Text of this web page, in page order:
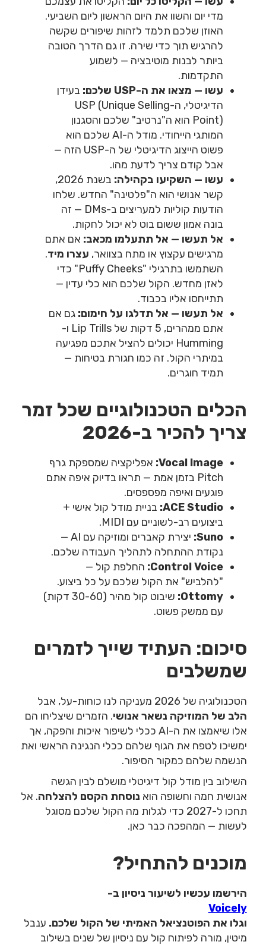
מדי יום והשוו את היום הראשון ליום השביעי.
האוזן שלכם תלמד לזהות שיפורים שקשה
להרגיש תוך כדי שירה. זו גם הדרך הטובה
ביותר לבנות מוטיבציה — לשמוע
התקדמות.
עשו — מצאו את ה-USP שלכם:
בעידן
הדיגיטלי, ה-USP (Unique Selling
Point) הוא ה"נרטיב" שלכם והסגנון
המותגי הייחודי. מודל ה-AI שלכם הוא
פשוט הייצוג הדיגיטלי של ה-USP הזה —
אבל קודם צריך לדעת מהו.
עשו — השקיעו בקהילה:
בשנת 2026,
קשר אנושי הוא ה"פלטינה" החדש. שלחו
הודעות קוליות למעריצים ב-DMs — זה
בונה אמון ששום בוט לא יכול לחקות.
אל תעשו — אל תתעלמו מכאב: אם אתם
מרגישים עקצוץ או מתח בצוואר, עצרו מיד.
השתמשו בתרגילי "Puffy Cheeks" כדי
לאזן מחדש. הקול שלכם הוא כלי עדין —
תתייחסו אליו בכבוד.
אל תעשו — אל תדלגו על חימום: גם אם
אתם ממהרים, 5 דקות של Lip Trills ו-
Humming יכולים להציל אתכם מפגיעה
במיתרי הקול. זה כמו חגורת בטיחות —
תמיד חוגרים.
הכלים הטכנולוגיים שכל זמר
צריך להכיר ב-2026
Vocal Image: אפליקציה שמספקת גרף
Pitch בזמן אמת — תראו בדיוק איפה אתם
פוגעים ואיפה מפספסים.
ACE Studio: בניית מודל קול אישי +
ביצועים רב-לשוניים עם MIDI.
Suno:
יצירת קאברים ומוזיקה עם AI —
נקודת ההתחלה לתהליך העבודה שלכם.
Control Voice: החלפת קול —
"להלביש" את הקול שלכם על כל ביצוע.
Ottomy:
שיבוט קול מהיר (30-60 דקות)
עם ממשק פשוט.
סיכום: העתיד שייך לזמרים
שמשלבים
הטכנולוגיה של 2026 מעניקה לנו כוחות-על, אבל
הלב של המוזיקה נשאר אנושי. הזמרים שיצליחו הם
אלו שיאמצו את ה-AI ככלי לשיפור איכות והפקה, אך
ימשיכו לטפח את הגוף שלהם ככלי הנגינה הראשי ואת
הנשמה שלהם כמקור הסיפור.
השילוב בין מודל קול דיגיטלי מושלם לבין הגשה
אנושית חמה וחשופה הוא נוסחת הקסם להצלחה. אל
תחכו ל-2027 כדי לגלות מה הקול שלכם מסוגל
לעשות — המהפכה כבר כאן.
מוכנים להתחיל?
הירשמו עכשיו לשיעור ניסיון ב-
Voicely
וגלו את הפוטנציאל האמיתי של הקול שלכם. ענבל
מיטין, מורה לפיתוח קול עם ניסיון של שנים בשילוב